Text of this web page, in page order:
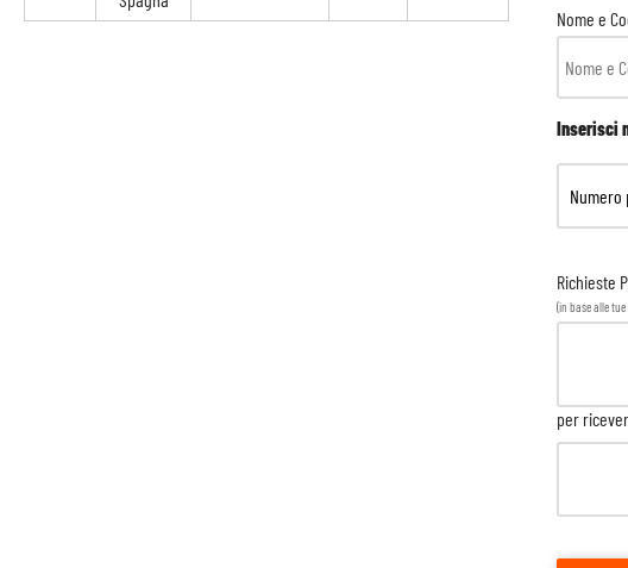
Nome e
Inserisci
Richieste
(in base alle
per